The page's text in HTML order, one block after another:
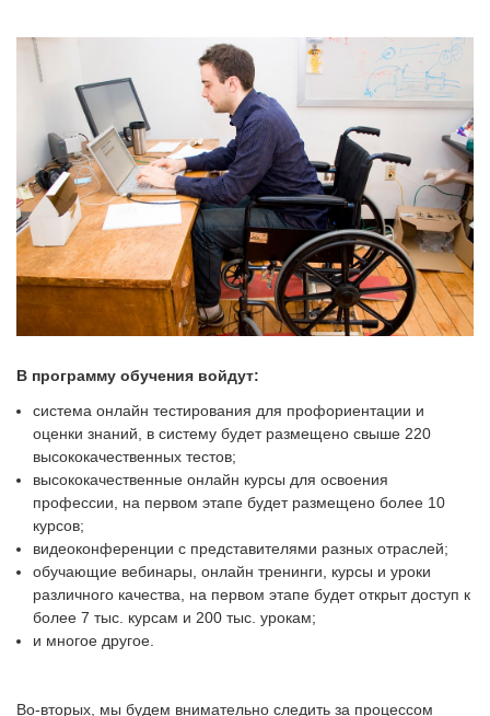
В программу обучения войдут:
система онлайн тестирования для профориентации и
оценки знаний, в систему будет размещено свыше 220
высококачественных тестов;
высококачественные онлайн курсы для освоения
профессии, на первом этапе будет размещено более 10
курсов;
видеоконференции с представителями разных отраслей;
обучающие вебинары, онлайн тренинги, курсы и уроки
различного качества, на первом этапе будет открыт доступ к
более 7 тыс. курсам и 200 тыс. урокам;
и многое другое.
Во-вторых, мы будем внимательно следить за процессом